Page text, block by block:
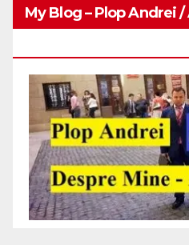
My Blog – Plop Andrei /